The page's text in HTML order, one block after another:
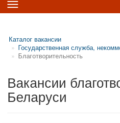
Toggle
navigation
Каталог вакансии
Государственная служба,
Благотворительность
Вакансии
Беларуси